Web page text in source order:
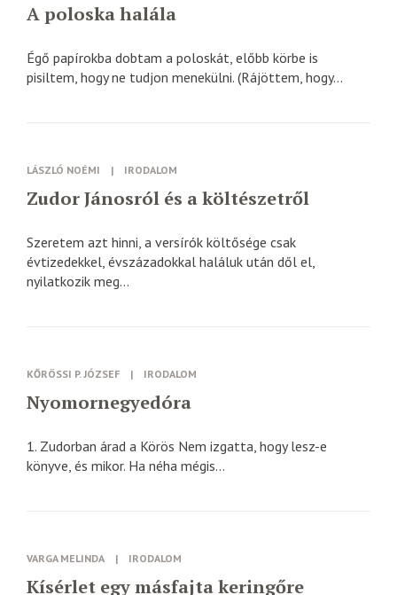
A poloska halála
Égő papírokba dobtam a poloskát, előbb körbe is
pisiltem, hogy ne tudjon menekülni. (Rájöttem, hogy...
LÁSZLÓ NOÉMI | IRODALOM
Zudor Jánosról és a költészetről
Szeretem azt hinni, a versírók költősége csak
évtizedekkel, évszázadokkal haláluk után dől el,
nyilatkozik meg...
KŐRÖSSI P. JÓZSEF | IRODALOM
Nyomornegyedóra
1. Zudorban árad a Körös Nem izgatta, hogy lesz-e
könyve, és mikor. Ha néha mégis...
VARGA MELINDA | IRODALOM
Kísérlet egy másfajta keringőre